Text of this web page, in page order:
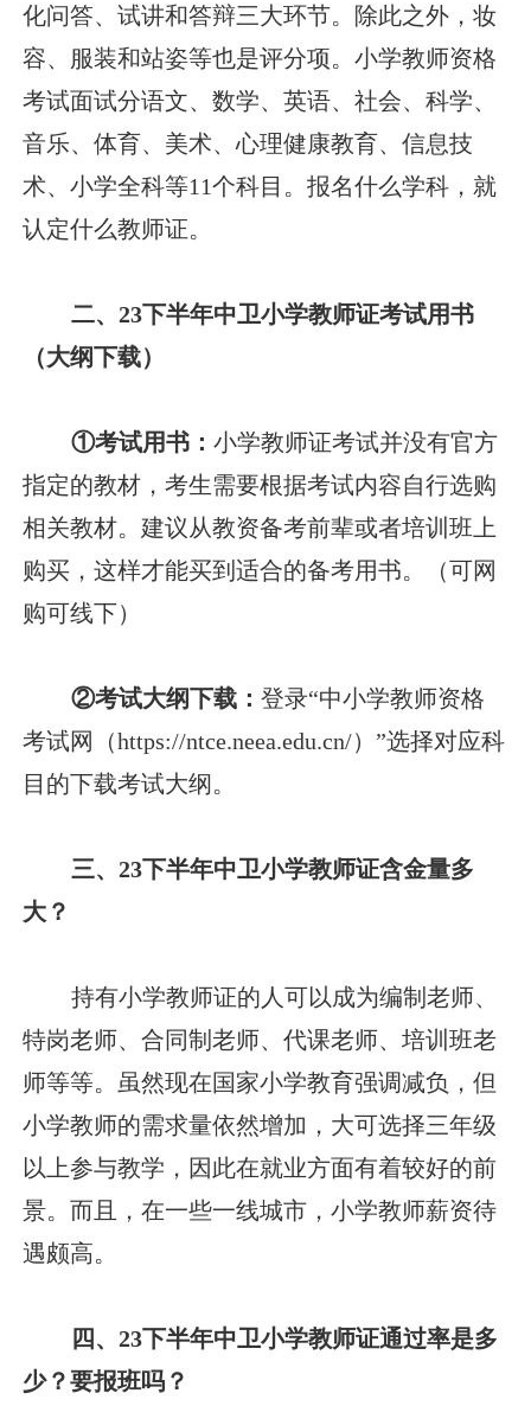
化问答、试讲和答辩三大环节。除此之外，妆
容、服装和站姿等也是评分项。小学教师资格
考试面试分语文、数学、英语、社会、科学、
音乐、体育、美术、心理健康教育、信息技
术、小学全科等11个科目。报名什么学科，就
认定什么教师证。
二、23下半年中卫小学教师证考试用书
（大纲下载）
①考试用书：小学教师证考试并没有官方
指定的教材，考生需要根据考试内容自行选购
相关教材。建议从教资备考前辈或者培训班上
购买，这样才能买到适合的备考用书。（可网
购可线下）
②考试大纲下载：登录“中小学教师资格
考试网（https://ntce.neea.edu.cn/）”选择对应科
目的下载考试大纲。
三、23下半年中卫小学教师证含金量多
大？
持有小学教师证的人可以成为编制老师、
特岗老师、合同制老师、代课老师、培训班老
师等等。虽然现在国家小学教育强调减负，但
小学教师的需求量依然增加，大可选择三年级
以上参与教学，因此在就业方面有着较好的前
景。而且，在一些一线城市，小学教师薪资待
遇颇高。
四、23下半年中卫小学教师证通过率是多
少？要报班吗？